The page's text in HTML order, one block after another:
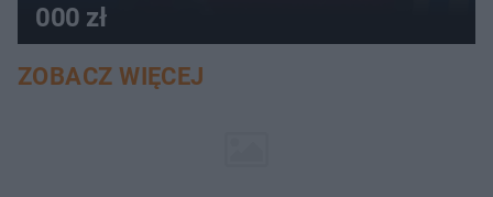
000 zł
ZOBACZ WIĘCEJ